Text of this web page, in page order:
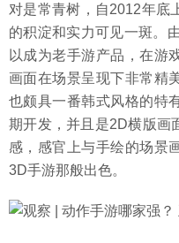
对是常青树，自2012年底
的积淀和实力可见一斑。
以成为老手游产品，在游
画面在场景呈现下非常精
也颇具一番韩式风格的特
期开发，并且是2D横版画
感，感官上与手绘的场景
3D手游那般出色。